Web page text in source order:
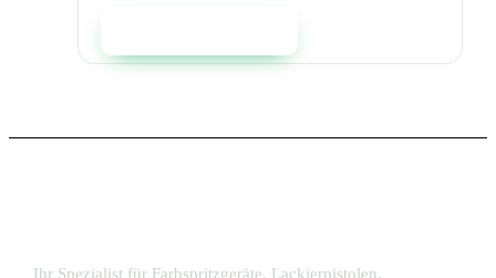
Ihr Spezialist für Farbspritzgeräte, Lackierpistolen,